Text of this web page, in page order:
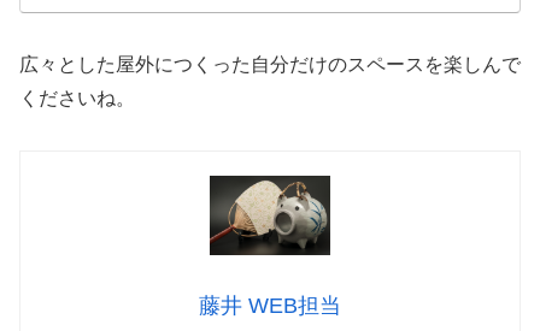
広々とした屋外につくった自分だけのスペースを楽しんで
くださいね。
藤井 WEB担当